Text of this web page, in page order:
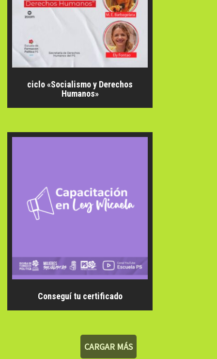
ciclo «Socialismo y Derechos
Humanos»
Conseguí tu certificado
CARGAR MÁS